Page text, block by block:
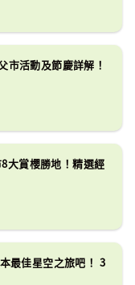
市活動及節慶詳解！
大賞櫻勝地！精選經
最佳星空之旅吧！ 3